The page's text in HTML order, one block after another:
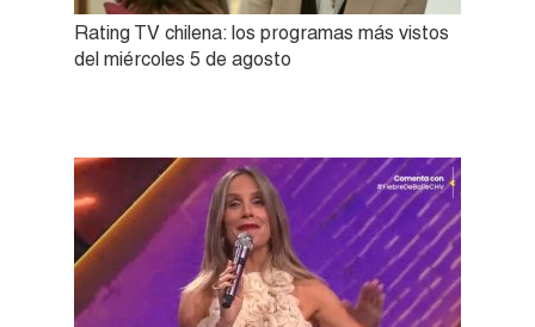
Rating TV chilena: los programas más vistos
del miércoles 5 de agosto